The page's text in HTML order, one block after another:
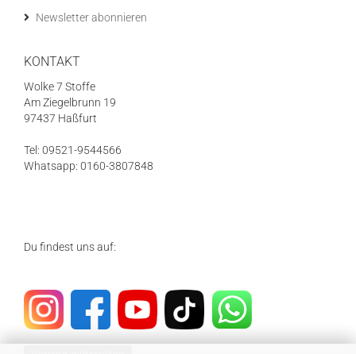
Newsletter abonnieren
KONTAKT
Wolke 7 Stoffe
Am Ziegelbrunn 19
97437 Haßfurt
Tel: 09521-9544566
Whatsapp: 0160-3807848
Du findest uns auf: